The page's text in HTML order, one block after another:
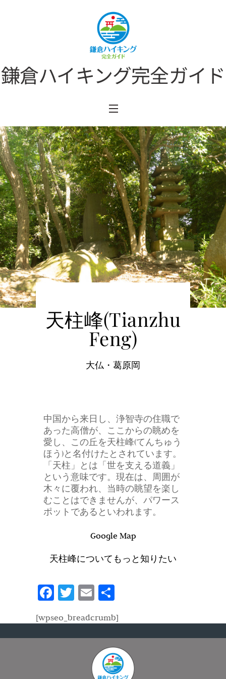
鎌倉ハイキング完全ガイド
Menu
天柱峰(Tianzhu
Feng)
大仏・葛原岡
中国から来日し、浄智寺の住職で
あった高僧が、ここからの眺めを
愛し、この丘を天柱峰(てんちゅう
ほう)と名付けたとされています。
「天柱」とは「世を支える道義」
という意味です。現在は、周囲が
木々に覆われ、当時の眺望を楽し
むことはできませんが、パワース
ポットであるといわれます。
Google Map
天柱峰についてもっと知りたい
Fa
b
o
T
itt
er
E
ail
共
[wpseo_breadcrumb]